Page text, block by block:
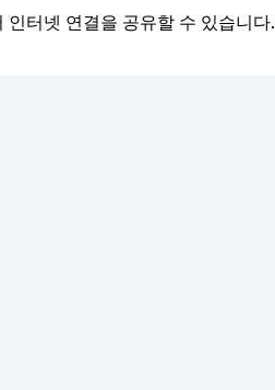
터넷 연결을 공유할 수 있습니다.